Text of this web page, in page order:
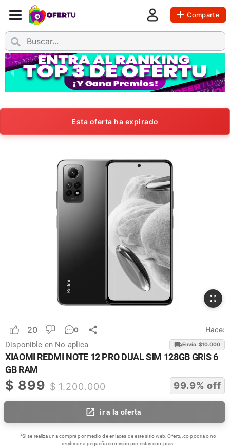
Comparte
Esta oferta ha expirado
20 0 Hace:
Disponible en No aplica Envío: $10.000
XIAOMI REDMI NOTE 12 PRO DUAL SIM 128GB GRIS 6
GB RAM
$ 899 $1.200.000 99.9% off
ir a la oferta
*Si se realiza una compra por medio de enlaces de este sitio web, Ofertu.co podría o no
recibir una pequeña comisión por estas compras.